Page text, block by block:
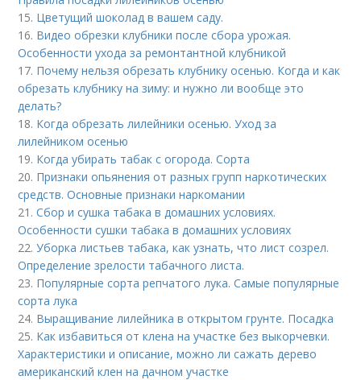
15. Цветущий шоколад в вашем саду.
16. Видео обрезки клубники после сбора урожая.
Особенности ухода за ремонтантной клубникой
17. Почему нельзя обрезать клубнику осенью. Когда и как
обрезать клубнику на зиму: и нужно ли вообще это
делать?
18. Когда обрезать лилейники осенью. Уход за
лилейником осенью
19. Когда убирать табак с огорода. Сорта
20. Признаки опьянения от разных групп наркотических
средств. Основные признаки наркомании
21.Сбор и сушка табака в домашних условиях.
Особенности сушки табака в домашних условиях
22.Уборка листьев табака, как узнать, что лист созрел.
Определение зрелости табачного листа.
23. Популярные сорта репчатого лука. Самые популярные
сорта лука
24. Выращивание лилейника в открытом грунте. Посадка
25. Как избавиться от клена на участке без выкорчевки.
Характеристики и описание, можно ли сажать дерево
американский клен на дачном участке